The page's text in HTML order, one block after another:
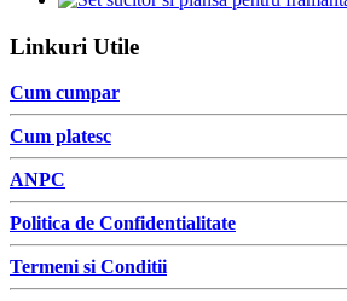
Linkuri Utile
Cum cumpar
Cum platesc
ANPC
Politica de Confidentialitate
Termeni si Conditii